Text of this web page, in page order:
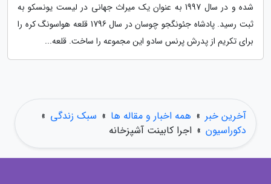
شده و در سال 1997 به عنوان یک میراث جهانی در لیست یونسکو به
ثبت رسید. پادشاه جئونگجو چوسان در سال 1796 قلعه هواسونگ کره را
برای تکریم از پدرش پرنس سادو این مجموعه را ساخت. قلعه...
آخرین خبر » همه اخبار و مقاله ها » سبک زندگی »
دکوراسیون » اجرا کابینت آشپزخانه